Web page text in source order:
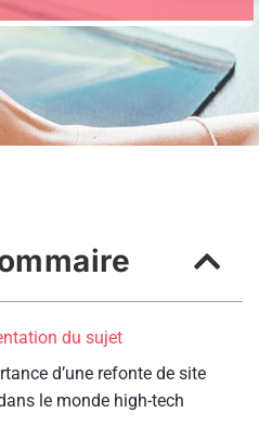
du sujet
d’une refonte de site
le monde high-tech